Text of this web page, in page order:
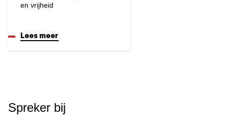
en vrijheid
Lees meer
Spreker bij